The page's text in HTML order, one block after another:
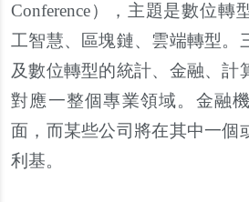
Conference），主題是數位
工智慧、區塊鏈、雲端轉型。
及數位轉型的統計、金融、計
對應一整個專業領域。金融
面，而某些公司將在其中一個
利基。